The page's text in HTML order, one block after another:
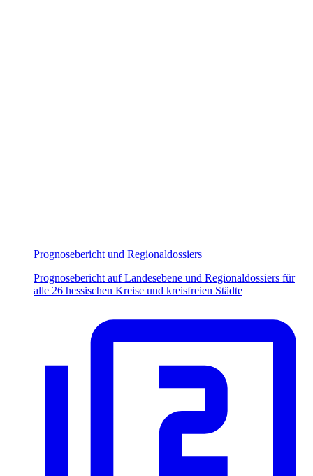
Prognosebericht und Regionaldossiers
Prognosebericht auf Landesebene und Regionaldossiers für
alle 26 hessischen Kreise und kreisfreien Städte